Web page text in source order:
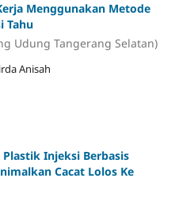
Menggunakan Metode
Tahu
Udung Tangerang Selatan)
Anisah
Injeksi Berbasis
Cacat Lolos Ke